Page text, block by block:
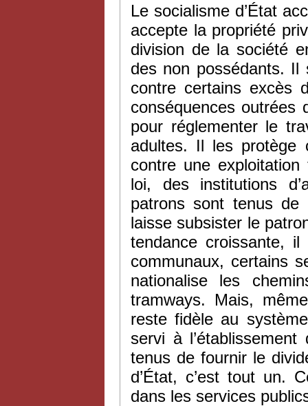
Le socialisme d’État
accepte la propriété
division de la société
des non possédants. Il
contre certains excès
conséquences outrées
pour réglementer le
adultes. Il les protège
contre une
loi, des institutions
patrons sont tenus de
laisse subsister le
tendance croissante,
communaux, certains
nationalise les
tramways. Mais,
reste fidèle au
servi à
tenus de fournir le
d’État, c’est tout un.
dans les services